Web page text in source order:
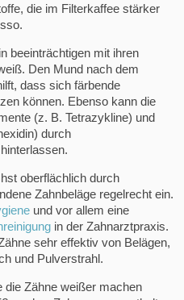
die im Filterkaffee stärker
beeinträchtigen mit ihren
Den Mund nach dem
dass sich färbende
können. Ebenso kann die
(z. B. Tetrazykline) und
durch
oberflächlich durch
Zahnbeläge regelrecht ein.
und vor allem eine
in der Zahnarztpraxis.
sehr effektiv von Belägen,
und Pulverstrahl.
die Zähne weißer machen